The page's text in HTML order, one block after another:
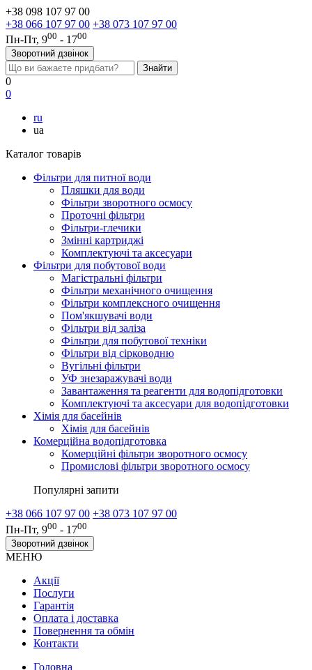
+38 098 107 97 00
+38 066 107 97 00 +38 073 107 97 00
Пн-Пт, 900 - 1700
Зворотний дзвінок
0
0
ru
ua
Каталог товарів
Фільтри для питної води
Пляшки для води
Фільтри зворотного осмосу
Проточні фільтри
Фільтри-глечики
Змінні картриджі
Комплектуючі та аксесуари
Фільтри для побутової води
Магістральні фільтри
Фільтри механічного очищення
Фільтри комплексного очищення
Пом'якшувачі води
Фільтри від заліза
Фільтри для побутової техніки
Фільтри від сірководню
Вугільні фільтри
УФ знезаражувачі води
Завантаження та реагенти для водопідготовки
Комплектуючі та аксесуари для водопідготовки
Хімія для басейнів
Хімія для басейнів
Комерційна водопідготовка
Комерційні фільтри зворотного осмосу
Промислові фільтри зворотного осмосу
Популярні запити
+38 066 107 97 00 +38 073 107 97 00
Пн-Пт, 900 - 1700
Зворотний дзвінок
МЕНЮ
Акції
Послуги
Гарантія
Оплата і доставка
Повернення та обмін
Контакти
Головна